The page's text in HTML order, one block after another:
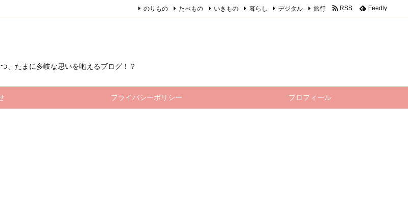
、たまに多岐な思いを咆えるブログ！？
プライバシーポリシー プロフィール
のりもの たべもの いきもの 暮らし デジタル 旅行 RSS Feedly